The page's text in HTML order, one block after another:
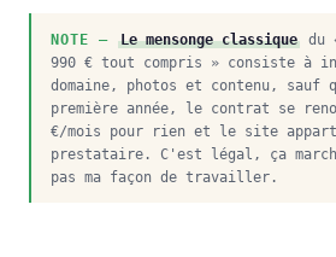
Le mensonge classique du
990 € tout compris » consiste à
domaine, photos et contenu,
première année, le contrat se
€/mois pour rien et le site
prestataire. C'est légal, ça
pas ma façon de travailler.